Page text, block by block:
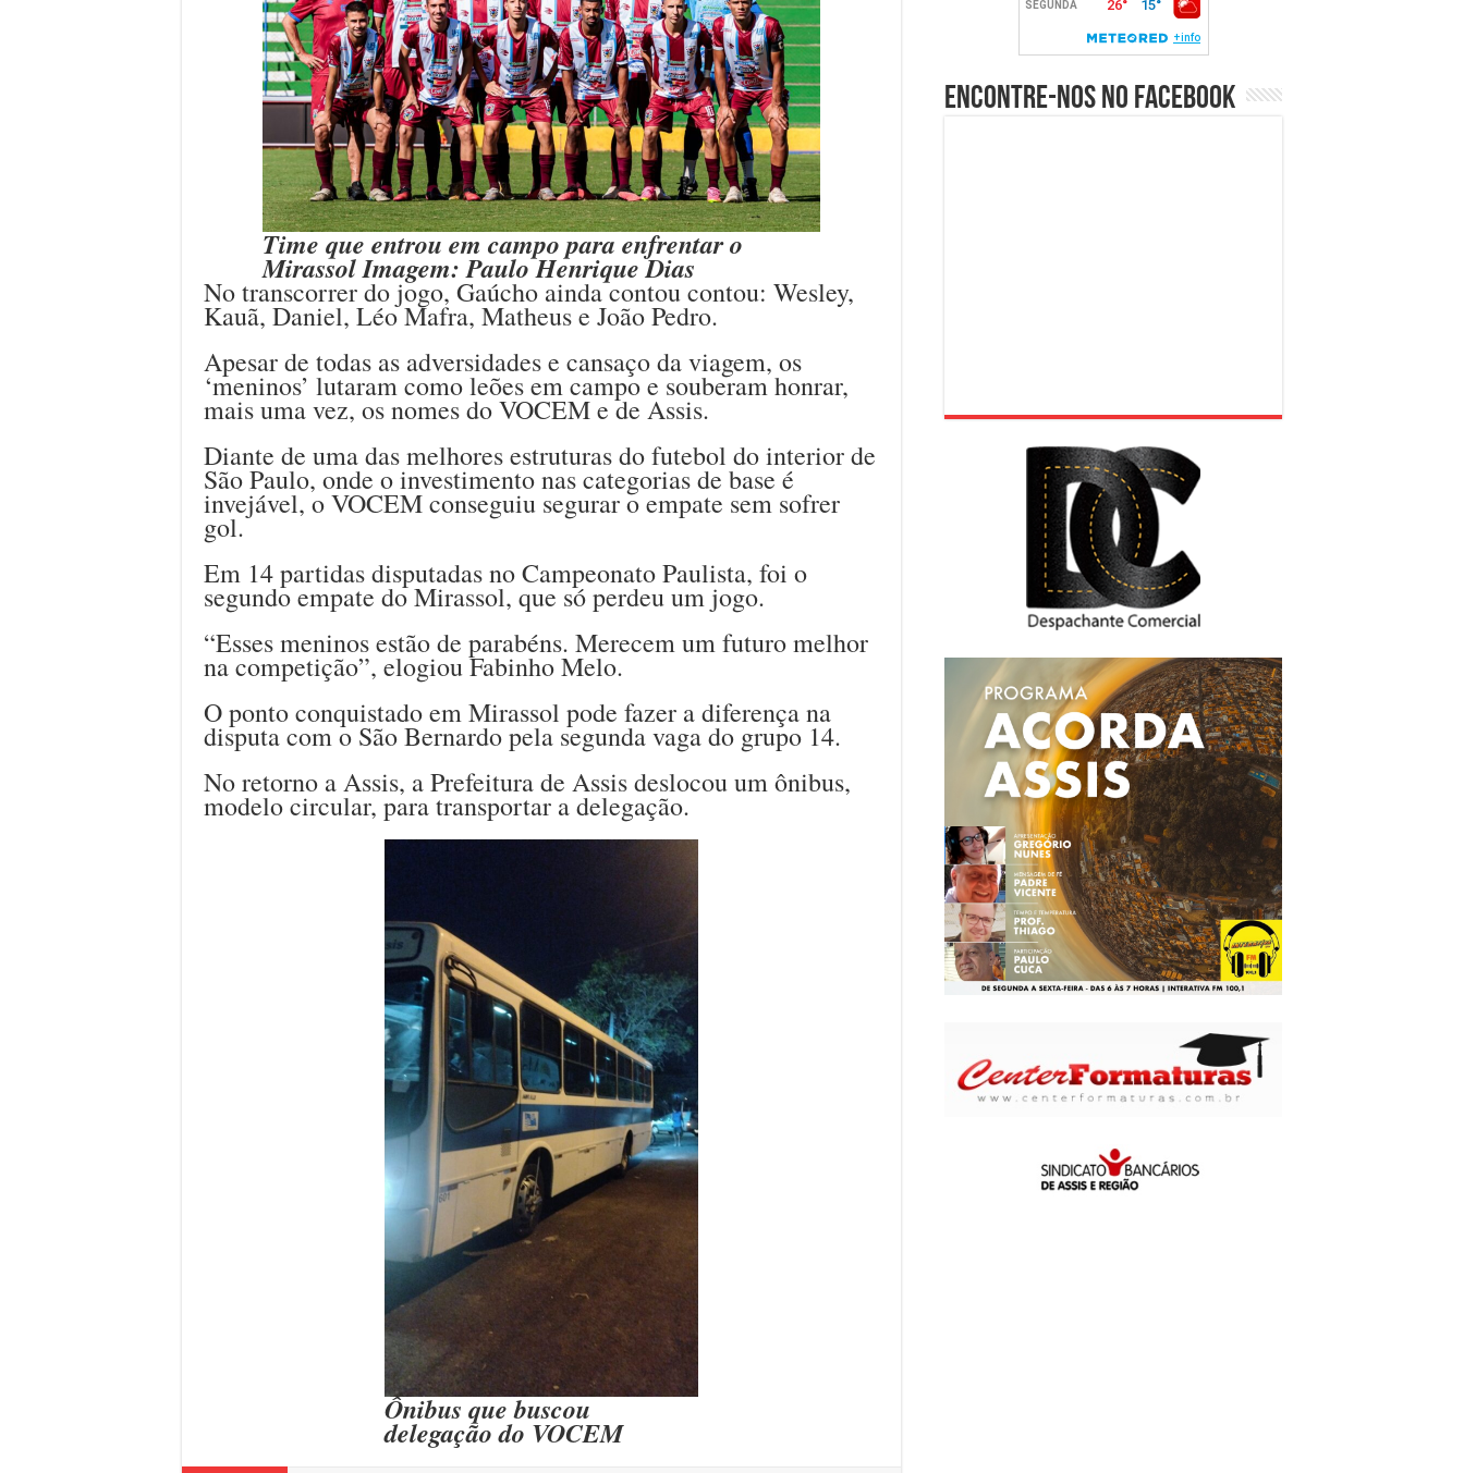
Time que entrou em campo para enfrentar o
Mirassol Imagem: Paulo Henrique Dias
No transcorrer do jogo, Gaúcho ainda contou contou: Wesley,
Kauã, Daniel, Léo Mafra, Matheus e João Pedro.
Apesar de todas as adversidades e cansaço da viagem, os
‘meninos’ lutaram como leões em campo e souberam honrar,
mais uma vez, os nomes do VOCEM e de Assis.
Diante de uma das melhores estruturas do futebol do interior de
São Paulo, onde o investimento nas categorias de base é
invejável, o VOCEM conseguiu segurar o empate sem sofrer
gol.
Em 14 partidas disputadas no Campeonato Paulista, foi o
segundo empate do Mirassol, que só perdeu um jogo.
“Esses meninos estão de parabéns. Merecem um futuro melhor
na competição”, elogiou Fabinho Melo.
O ponto conquistado em Mirassol pode fazer a diferença na
disputa com o São Bernardo pela segunda vaga do grupo 14.
No retorno a Assis, a Prefeitura de Assis deslocou um ônibus,
modelo circular, para transportar a delegação.
Ônibus que buscou
delegação do VOCEM
Encontre-nos no Facebook